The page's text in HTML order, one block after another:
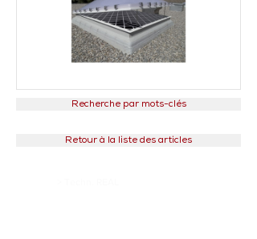
Recherche par mots-clés
Retour à la liste des articles